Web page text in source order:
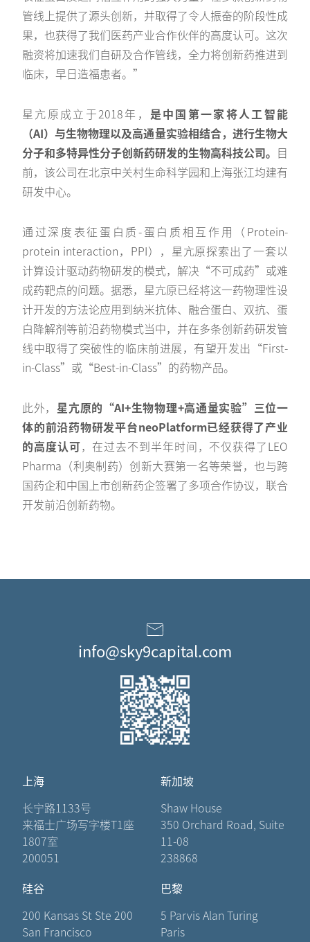
管线上提供了源头创新，并取得了令人振奋的阶段性成
果，也获得了我们医药产业合作伙伴的高度认可。这次
融资将加速我们自研及合作管线，全力将创新药推进到
临床，早日造福患者。”
星亢原成立于2018年， 是中国第一家将人工智能
（AI）与生物物理以及高通量实验相结合，进行生物大
分子和多特异性分子创新药研发的生物高科技公司。 目
前，该公司在北京中关村生命科学园和上海张江均建有
研发中心。
通过深度表征蛋白质-蛋白质相互作用（Protein-
protein interaction，PPI），星亢原探索出了一套以
计算设计驱动药物研发的模式，解决“不可成药”或难
成药靶点的问题。据悉，星亢原已经将这一药物理性设
计开发的方法论应用到纳米抗体、融合蛋白、双抗、蛋
白降解剂等前沿药物模式当中，并在多条创新药研发管
线中取得了突破性的临床前进展，有望开发出“First-
in-Class”或“Best-in-Class”的药物产品。
此外， 星亢原的“AI+生物物理+高通量实验”三位一
体的前沿药物研发平台neoPlatform已经获得了产业
的高度认可，在过去不到半年时间，不仅获得了LEO
Pharma（利奥制药）创新大赛第一名等荣誉，也与跨
国药企和中国上市创新药企签署了多项合作协议，联合
开发前沿创新药物。
info@sky9capital.com
上海
长宁路1133号
来福士广场写字楼T1座
1807室
200051
新加坡
Shaw House
350 Orchard Road, Suite
11-08
238868
硅谷
200 Kansas St Ste 200
San Francisco
巴黎
5 Parvis Alan Turing
Paris